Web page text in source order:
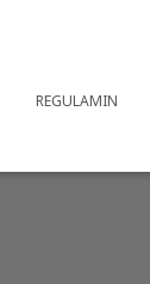
REGULAMIN